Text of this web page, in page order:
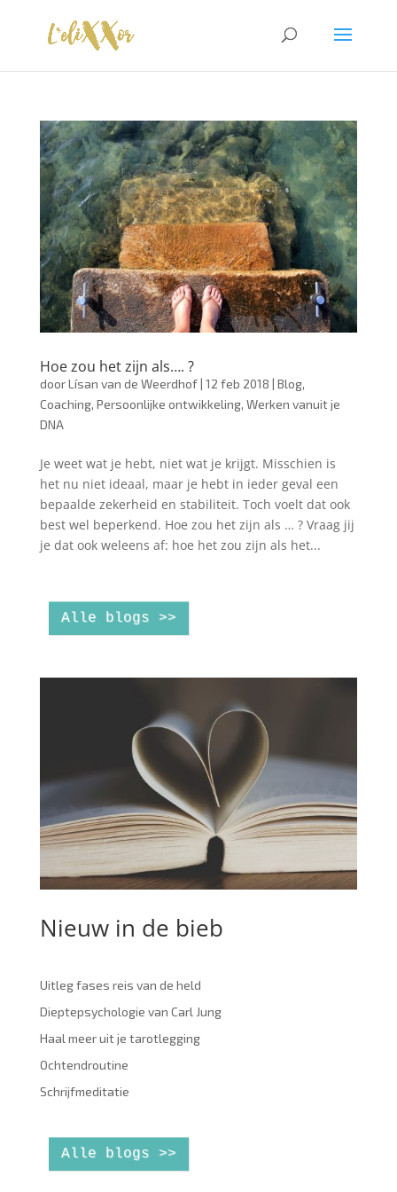
Hoe zou het zijn als…. ?
doorLísan van de Weerdhof| 12 feb 2018 | Blog,
Coaching, Persoonlijke ontwikkeling, Werken vanuit je
DNA
Je weet wat je hebt, niet wat je krijgt. Misschien is
het nu niet ideaal, maar je hebt in ieder geval een
bepaalde zekerheid en stabiliteit. Toch voelt dat ook
best wel beperkend. Hoe zou het zijn als … ? Vraag jij
je dat ook weleens af: hoe het zou zijn als het...
Alle blogs >>
Nieuw in de bieb
Uitleg fases reis van de held
Dieptepsychologie van Carl Jung
Haal meer uit je tarotlegging
Ochtendroutine
Schrijfmeditatie
Alle blogs >>